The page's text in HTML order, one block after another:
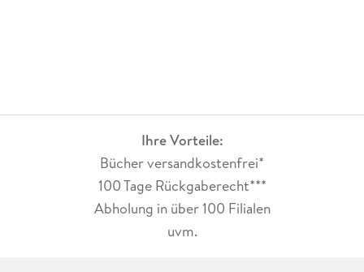
Ihre Vorteile:
Bücher versandkostenfrei*
100 Tage Rückgaberecht***
Abholung in über 100 Filialen
uvm.